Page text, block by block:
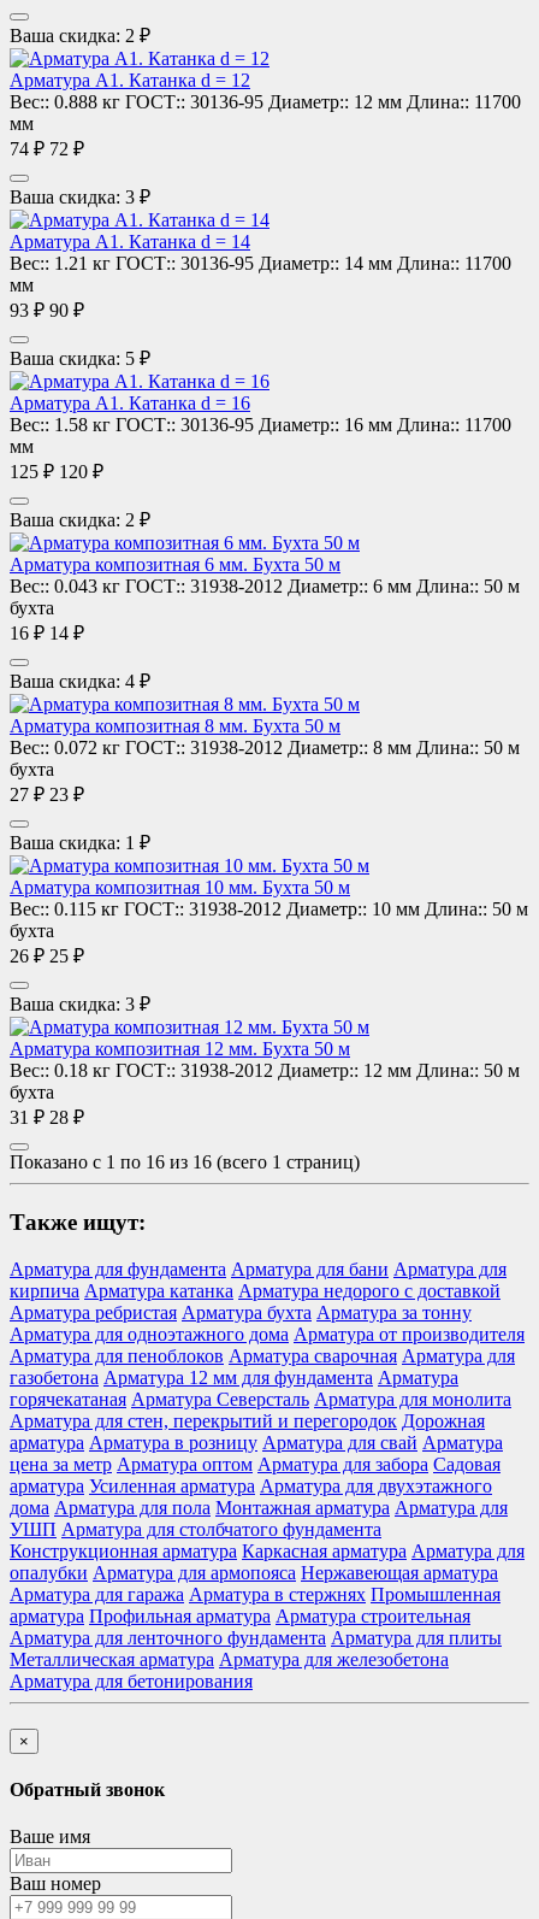
Ваша скидка: 2 ₽
Арматура А1. Катанка d = 12
Вес:: 0.888 кг ГОСТ:: 30136-95 Диаметр:: 12 мм Длина:: 11700
мм
74 ₽ 72 ₽
Ваша скидка: 3 ₽
Арматура А1. Катанка d = 14
Вес:: 1.21 кг ГОСТ:: 30136-95 Диаметр:: 14 мм Длина:: 11700
мм
93 ₽ 90 ₽
Ваша скидка: 5 ₽
Арматура А1. Катанка d = 16
Вес:: 1.58 кг ГОСТ:: 30136-95 Диаметр:: 16 мм Длина:: 11700
мм
125 ₽ 120 ₽
Ваша скидка: 2 ₽
Арматура композитная 6 мм. Бухта 50 м
Вес:: 0.043 кг ГОСТ:: 31938-2012 Диаметр:: 6 мм Длина:: 50 м
бухта
16 ₽ 14 ₽
Ваша скидка: 4 ₽
Арматура композитная 8 мм. Бухта 50 м
Вес:: 0.072 кг ГОСТ:: 31938-2012 Диаметр:: 8 мм Длина:: 50 м
бухта
27 ₽ 23 ₽
Ваша скидка: 1 ₽
Арматура композитная 10 мм. Бухта 50 м
Вес:: 0.115 кг ГОСТ:: 31938-2012 Диаметр:: 10 мм Длина:: 50 м
бухта
26 ₽ 25 ₽
Ваша скидка: 3 ₽
Арматура композитная 12 мм. Бухта 50 м
Вес:: 0.18 кг ГОСТ:: 31938-2012 Диаметр:: 12 мм Длина:: 50 м
бухта
31 ₽ 28 ₽
Показано с 1 по 16 из 16 (всего 1 страниц)
Также ищут:
Арматура для фундамента Арматура для бани Арматура для
кирпича Арматура катанка Арматура недорого с доставкой
Арматура ребристая Арматура бухта Арматура за тонну
Арматура для одноэтажного дома Арматура от производителя
Арматура для пеноблоков Арматура сварочная Арматура для
газобетона Арматура 12 мм для фундамента Арматура
горячекатаная Арматура Северсталь Арматура для монолита
Арматура для стен, перекрытий и перегородок Дорожная
арматура Арматура в розницу Арматура для свай Арматура
цена за метр Арматура оптом Арматура для забора Садовая
арматура Усиленная арматура Арматура для двухэтажного
дома Арматура для пола Монтажная арматура Арматура для
УШП Арматура для столбчатого фундамента
Конструкционная арматура Каркасная арматура Арматура для
опалубки Арматура для армопояса Нержавеющая арматура
Арматура для гаража Арматура в стержнях Промышленная
арматура Профильная арматура Арматура строительная
Арматура для ленточного фундамента Арматура для плиты
Металлическая арматура Арматура для железобетона
Арматура для бетонирования
×
Обратный звонок
Ваше имя
Ваш номер